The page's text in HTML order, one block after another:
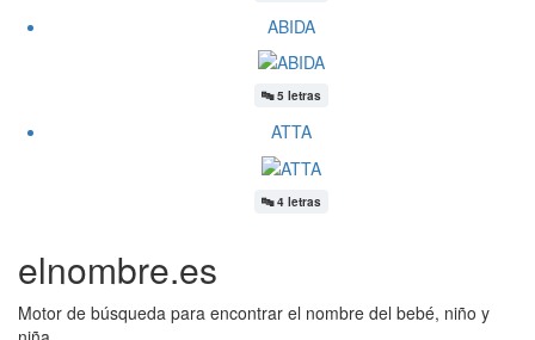
ABIDA
🔤5 letras
ATTA
🔤4 letras
elnombre.es
Motor de búsqueda para encontrar el nombre del bebé, niño y